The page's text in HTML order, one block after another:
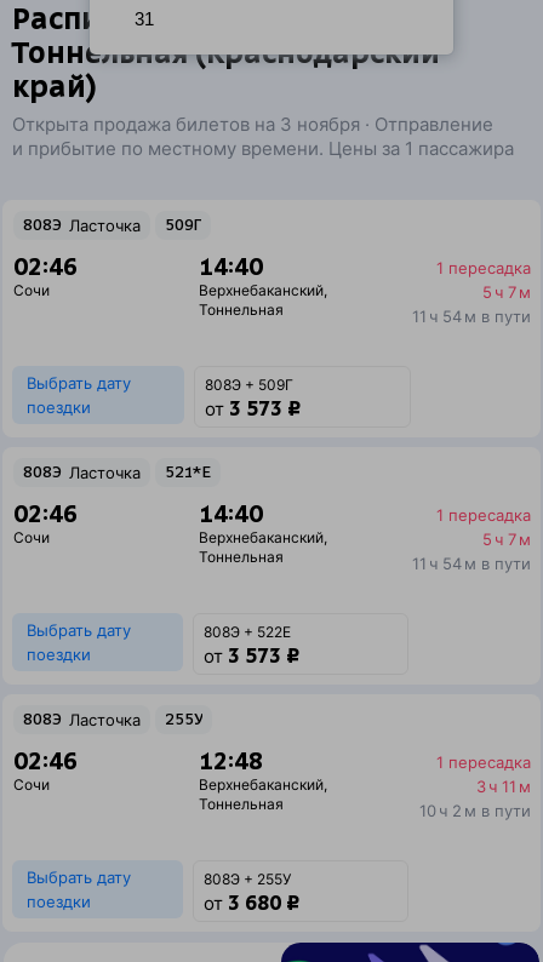
31
Расписание поездов Сочи —
Тоннельная (Краснодарский
край)
Открыта продажа билетов на 3 ноября · Отправление
и прибытие по местному времени. Цены за 1 пассажира
808Э Ласточка 509Г
02:46
Сочи
14:40
Верхнебаканский,
Тоннельная
1 пересадка
5 ч 7 м
11 ч 54 м в пути
Выбрать дату
поездки
808Э + 509Г
от 3 573 ₽
808Э Ласточка 521*Е
02:46
Сочи
14:40
Верхнебаканский,
Тоннельная
1 пересадка
5 ч 7 м
11 ч 54 м в пути
Выбрать дату
поездки
808Э + 522Е
от 3 573 ₽
808Э Ласточка 255У
02:46
Сочи
12:48
Верхнебаканский,
Тоннельная
1 пересадка
3 ч 11 м
10 ч 2 м в пути
Выбрать дату
поездки
808Э + 255У
от 3 680 ₽